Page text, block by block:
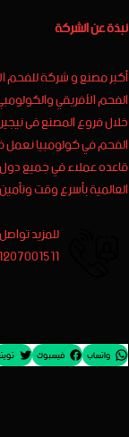
نبذة عن الشركة
أكبر مصنع و شركة للفحم
الفحم الأفريقي
خلال فروع المصنع فى
قاعده عملاء في جميع دول
العالمية بأسرع وقت
للمزيد
واتساب فيسبوك